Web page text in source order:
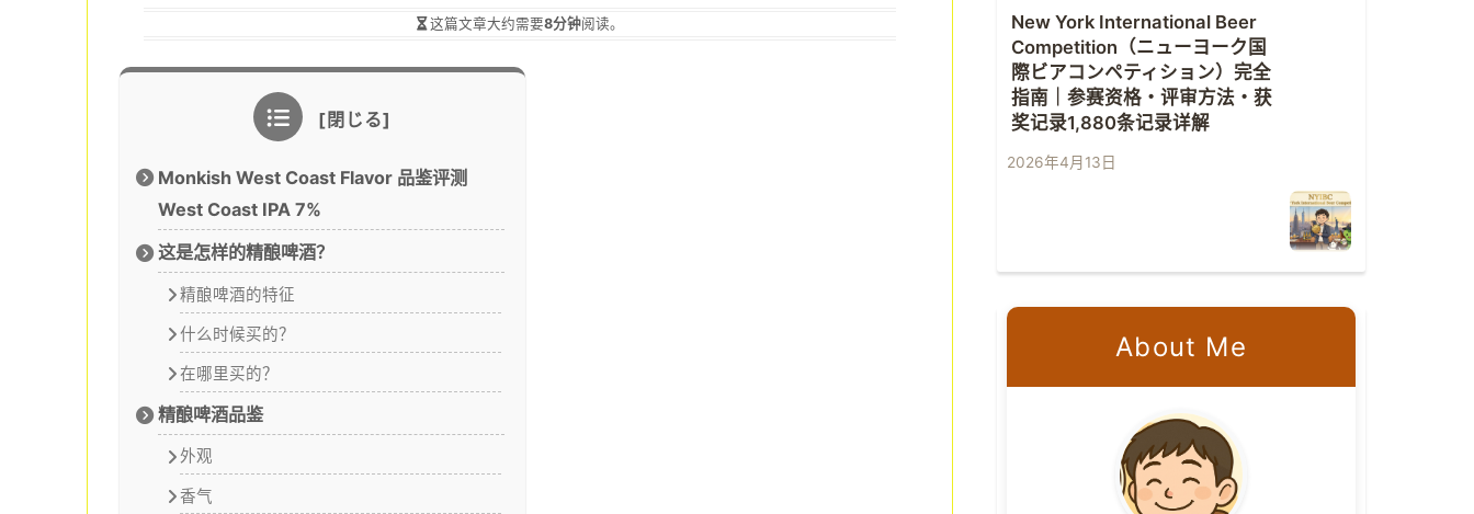
这篇文章大约需要8分钟阅读。
Monkish West Coast Flavor 品鉴评测
West Coast IPA 7%
这是怎样的精酿啤酒？
精酿啤酒的特征
什么时候买的？
在哪里买的？
精酿啤酒品鉴
外观
香气
New York International Beer
Competition（ニューヨーク国
際ビアコンペティション）完全
指南｜参赛资格・评审方法・获
奖记录1,880条记录详解
2026年4月13日
About Me